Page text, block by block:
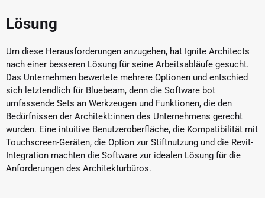
Lösung
Um diese Herausforderungen anzugehen, hat Ignite Architects
nach einer besseren Lösung für seine Arbeitsabläufe gesucht.
Das Unternehmen bewertete mehrere Optionen und entschied
sich letztendlich für Bluebeam, denn die Software bot
umfassende Sets an Werkzeugen und Funktionen, die den
Bedürfnissen der Architekt:innen des Unternehmens gerecht
wurden. Eine intuitive Benutzeroberfläche, die Kompatibilität mit
Touchscreen-Geräten, die Option zur Stiftnutzung und die Revit-
Integration machten die Software zur idealen Lösung für die
Anforderungen des Architekturbüros.